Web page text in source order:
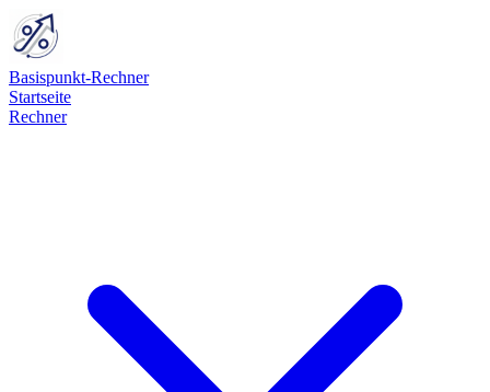
Basispunkt-Rechner
Startseite
Rechner